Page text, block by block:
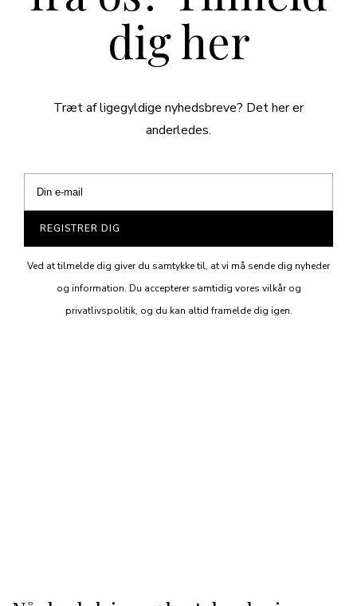
dig her
Træt af ligegyldige nyhedsbreve? Det her er
anderledes.
REGISTRER DIG
Ved at tilmelde dig giver du samtykke til, at vi må sende dig nyheder
og information. Du accepterer samtidig vores vilkår og
privatlivspolitik, og du kan altid framelde dig igen.